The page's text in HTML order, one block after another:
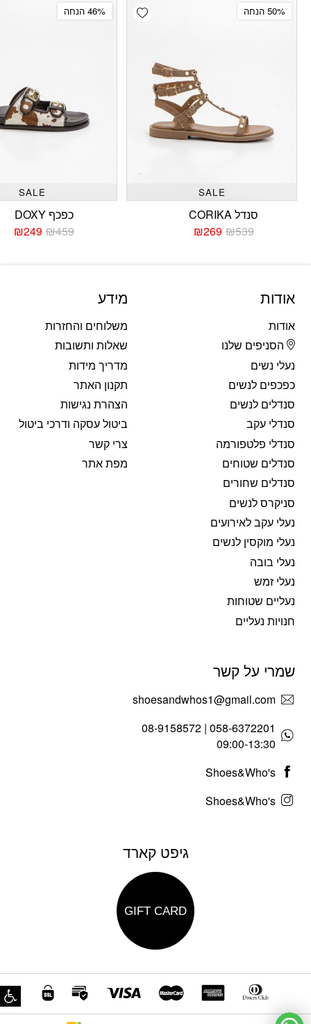
Add wishlist 50% הנחה
SALE
סנדל CORIKA
₪539
המחיר
₪269המחיר
46% הנחה
SALE
כפכף DOXY
₪459
₪249
אודות
אודות
הסניפים שלנו
נעלי נשים
כפכפים לנשים
סנדלים לנשים
סנדלי עקב
סנדלי פלטפורמה
סנדלים שטוחים
סנדלים שחורים
סניקרס לנשים
נעלי עקב לאירועים
נעלי מוקסין לנשים
נעלי בובה
נעלי זמש
נעליים שטוחות
חנויות נעליים
מידע
משלוחים והחזרות
שאלות ותשובות
מדריך מידות
תקנון האתר
הצהרת נגישות
ביטול עסקה ודרכי ביטול
צרי קשר
מפת אתר
שמרי על קשר
shoesandwhos1@gmail.com
058-6372201 | 08-9158572
09:00-13:30
Shoes&Who's
Shoes&Who's
גיפט קארד
GIFT CARD